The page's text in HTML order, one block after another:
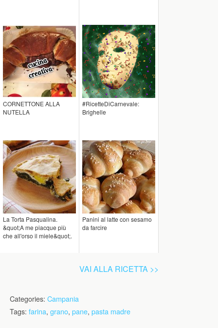
CORNETTONE ALLA
NUTELLA
#RicetteDiCarnevale:
Brighelle
La Torta Pasqualina.
&quot;A me piacque più
che all'orso il miele&quot;.
Panini al latte con sesamo
da farcire
VAI ALLA RICETTA >>
Categories: Campania
Tags: farina, grano, pane, pasta madre